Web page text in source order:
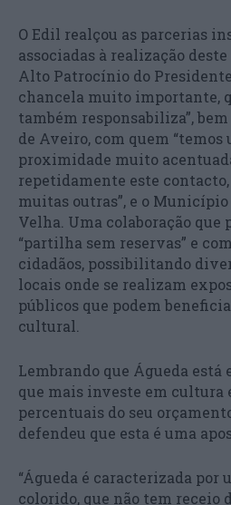
O Edil realçou as parcerias
associadas à realização
Alto Patrocínio do
chancela muito importante,
também responsabiliza”,
de Aveiro, com quem “temos
proximidade muito
repetidamente este
muitas outras”, e o
Velha. Uma colaboração que
“partilha sem reservas” e
cidadãos, possibilitando
locais onde se realizam
públicos que podem
cultural.
Lembrando que Águeda
que mais investe em cultura
percentuais do seu
defendeu que esta é uma
“Águeda é caracterizada por
colorido, que não tem receio